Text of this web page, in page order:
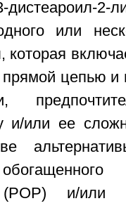
2-
или
которая
прямой цепью
и/или ее
и/или